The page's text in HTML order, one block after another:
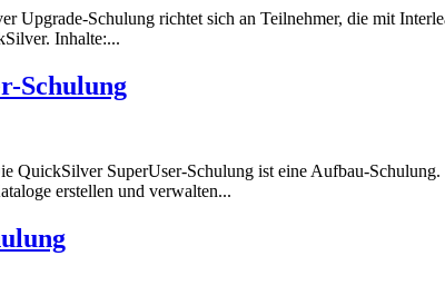
Upgrade-Schulung richtet sich an Teilnehmer, die mit
Inhalte:...
Schulung
QuickSilver SuperUser-Schulung ist eine Aufbau-
erstellen und verwalten...